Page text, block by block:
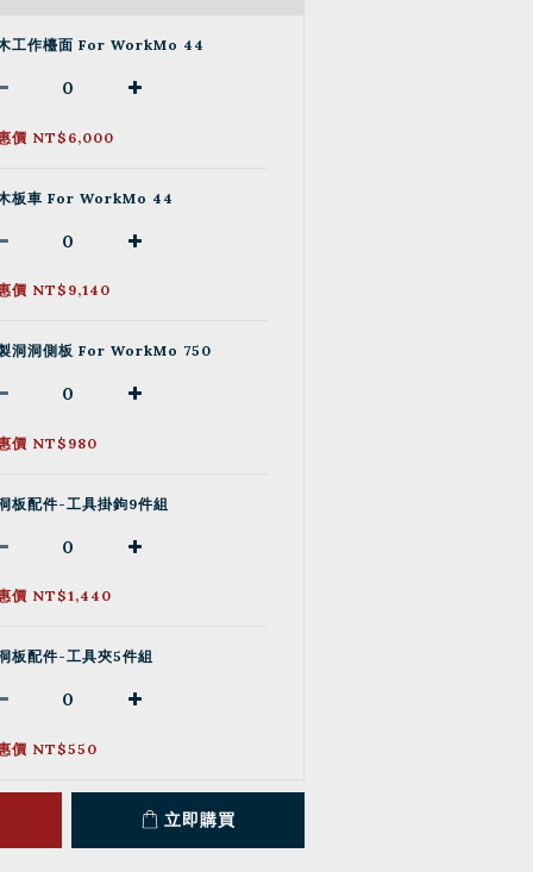
工作檯面 For WorkMo 44
價 NT$6,000
板車 For WorkMo 44
價 NT$9,140
洞洞側板 For WorkMo 750
價 NT$980
板配件-工具掛鉤9件組
價 NT$1,440
板配件-工具夾5件組
價 NT$550
立即購買